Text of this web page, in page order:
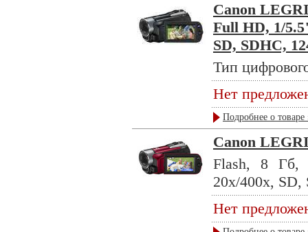
Canon
Full HD, 1/
SD, SDHC,
Тип
Нет
Подробнее о товаре
Canon
Flash, 8 Гб,
20x/400x,
Нет